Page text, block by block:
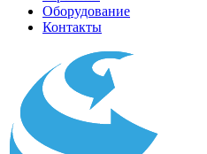
Оборудование
Контакты